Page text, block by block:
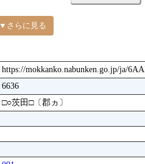
▼さらに見る
https://mokkanko.nabunken.go.jp/ja/
6636
□○茨田□〔郡ヵ〕